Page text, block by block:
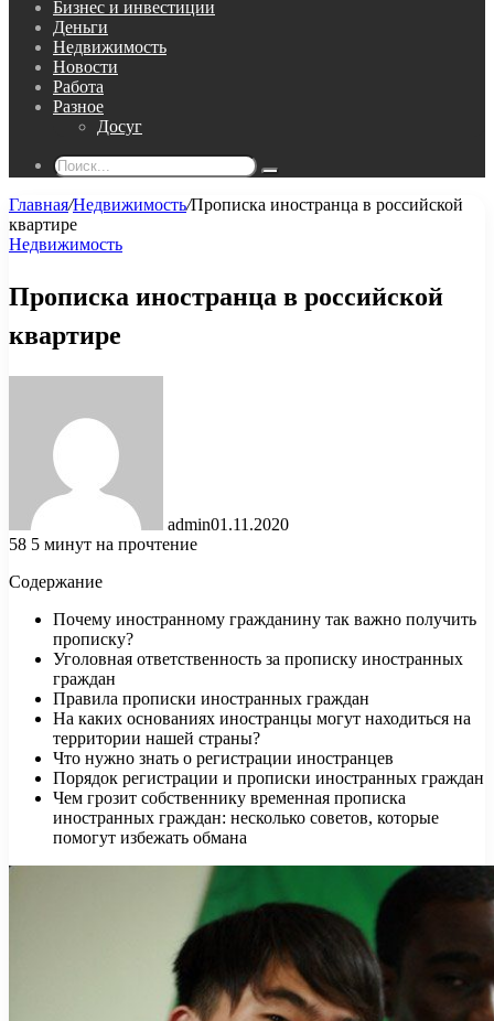
Бизнес и инвестиции
Деньги
Недвижимость
Новости
Работа
Разное
Досуг
Поиск...
Главная/Недвижимость/Прописка иностранца в российской
квартире
Недвижимость
Прописка иностранца в российской
квартире
admin01.11.2020
58 5 минут на прочтение
Содержание
Почему иностранному гражданину так важно получить
прописку?
Уголовная ответственность за прописку иностранных
граждан
Правила прописки иностранных граждан
На каких основаниях иностранцы могут находиться на
территории нашей страны?
Что нужно знать о регистрации иностранцев
Порядок регистрации и прописки иностранных граждан
Чем грозит собственнику временная прописка
иностранных граждан: несколько советов, которые
помогут избежать обмана